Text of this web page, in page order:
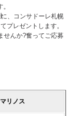
、コンサドーレ札幌
プレゼントします。
せんか?奮ってご応募
リノス